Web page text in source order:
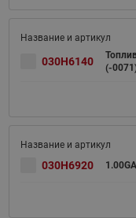
030H6140
(-
030H6920